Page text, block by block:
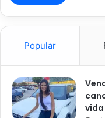
Popular
vida